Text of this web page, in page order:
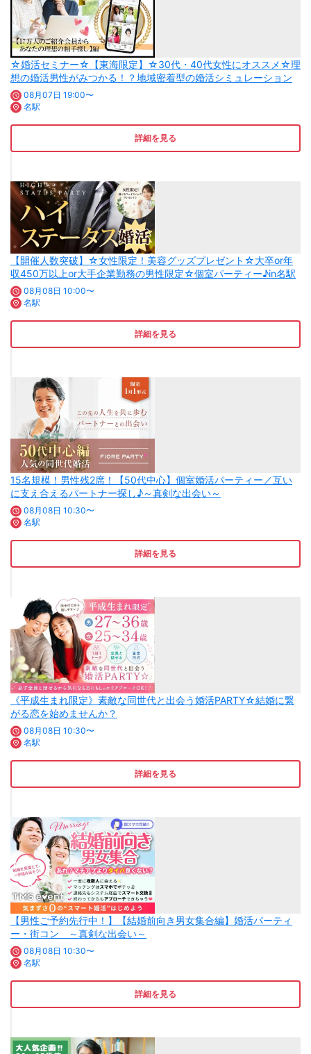
☆婚活セミナー☆【東海限定】☆30代・40代女性にオススメ☆理
想の婚活男性がみつかる！？地域密着型の婚活シミュレーション
08月07日 19:00〜
名駅
詳細を見る
【開催人数突破】☆女性限定！美容グッズプレゼント☆大卒or年
収450万以上or大手企業勤務の男性限定☆個室パーティー♪in名駅
08月08日 10:00〜
名駅
詳細を見る
15名規模！男性残2席！【50代中心】個室婚活パーティー／互い
に支え合えるパートナー探し♪～真剣な出会い～
08月08日 10:30〜
名駅
詳細を見る
《平成生まれ限定》素敵な同世代と出会う婚活PARTY☆結婚に繋
がる恋を始めませんか？
08月08日 10:30〜
名駅
詳細を見る
【男性ご予約先行中！】【結婚前向き男女集合編】婚活パーティ
ー・街コン ～真剣な出会い～
08月08日 10:30〜
名駅
詳細を見る